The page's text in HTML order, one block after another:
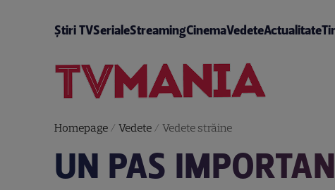
Știri TVSerialeStreamingCinemaVedeteActualitate
Homepage/ Vedete/ Vedete străine
UN PAS